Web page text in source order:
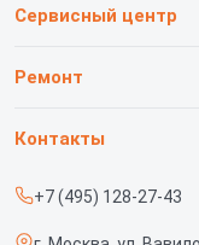
Сервисный центр
О нашем сервисе
Срочный ремонт
Ремонт
Телефонов
Контакты
+7 (495) 128-27-43